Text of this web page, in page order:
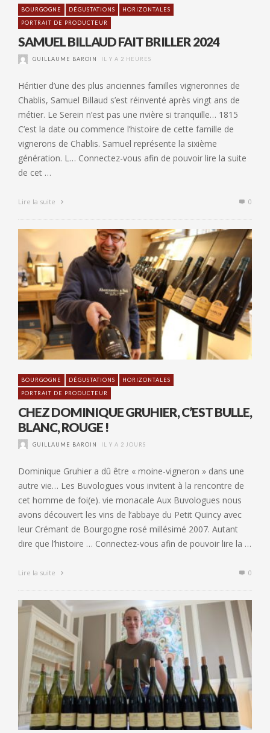
BOURGOGNE DÉGUSTATIONS
HORIZONTALES
PORTRAIT DE PRODUCTEUR
SAMUEL BILLAUD FAIT BRILLER 2024
GUILLAUME BAROIN IL Y A 2 HEURES
Héritier d’une des plus anciennes familles vigneronnes de
Chablis, Samuel Billaud s’est réinventé après vingt ans de
métier. Le Serein n’est pas une rivière si tranquille… 1815
C’est la date ou commence l’histoire de cette famille de
vignerons de Chablis. Samuel représente la sixième
génération. L… Connectez-vous afin de pouvoir lire la suite
de cet …
Lire la suite 0
BOURGOGNE DÉGUSTATIONS
HORIZONTALES
PORTRAIT DE PRODUCTEUR
CHEZ DOMINIQUE GRUHIER, C’EST BULLE,
BLANC, ROUGE !
GUILLAUME BAROIN IL Y A 2 JOURS
Dominique Gruhier a dû être « moine-vigneron » dans une
autre vie… Les Buvologues vous invitent à la rencontre de
cet homme de foi(e). vie monacale Aux Buvologues nous
avons découvert les vins de l’abbaye du Petit Quincy avec
leur Crémant de Bourgogne rosé millésimé 2007. Autant
dire que l’histoire … Connectez-vous afin de pouvoir lire la …
Lire la suite 0